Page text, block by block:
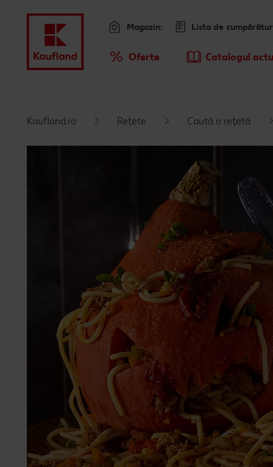
Meniu Oferte Catalogul
Magazin: Lista de
Kaufland.ro Rețete Caută o rețetă